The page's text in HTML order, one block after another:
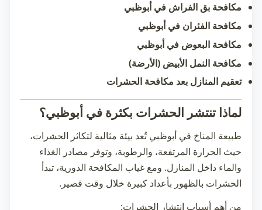
مكافحة بق الفراش في أبوظبي
مكافحة الفئران في أبوظبي
مكافحة البعوض في أبوظبي
مكافحة النمل الأبيض (الأرضة)
تعقيم المنازل بعد مكافحة الحشرات
لماذا تنتشر الحشرات بكثرة في أبوظبي؟
طبيعة المناخ في أبوظبي تُعد بيئة مثالية لتكاثر الحشرات،
حيث الحرارة المرتفعة، والرطوبة، وتوفر مصادر الغذاء
والماء داخل المنازل. ومع غياب المكافحة الدورية، تبدأ
الحشرات بالظهور بأعداد كبيرة خلال وقت قصير.
من أهم أسباب انتشار الحشرات: